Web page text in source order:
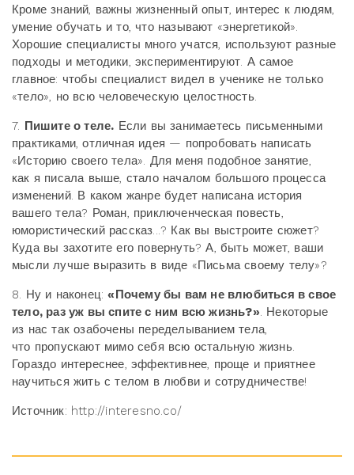
Кроме знаний, важны жизненный опыт, интерес к людям,
умение обучать и то, что называют «энергетикой».
Хорошие специалисты много учатся, используют разные
подходы и методики, экспериментируют. А самое
главное: чтобы специалист видел в ученике не только
«тело», но всю человеческую целостность.
7. Пишите о теле. Если вы занимаетесь письменными
практиками, отличная идея — попробовать написать
«Историю своего тела». Для меня подобное занятие,
как я писала выше, стало началом большого процесса
изменений. В каком жанре будет написана история
вашего тела? Роман, приключенческая повесть,
юмористический рассказ...? Как вы выстроите сюжет?
Куда вы захотите его повернуть? А, быть может, ваши
мысли лучше выразить в виде «Письма своему телу»?
8. Ну и наконец:«Почему бы вам не влюбиться в свое
тело, раз уж вы спите с ним всю жизнь?». Некоторые
из нас так озабочены переделыванием тела,
что пропускают мимо себя всю остальную жизнь.
Гораздо интереснее, эффективнее, проще и приятнее
научиться жить с телом в любви и сотрудничестве!
Источник: http://interesno.co/